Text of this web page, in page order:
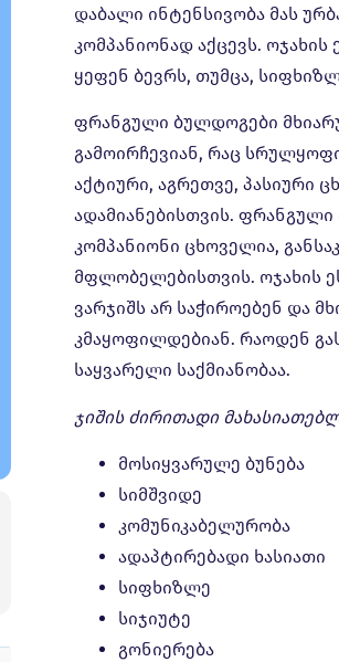
დაბალი ინტენსივობა მას
კომპანიონად აქცევს.
ყეფენ ბევრს, თუმცა,
ფრანგული ბულდოგები
გამოირჩევიან, რაც
აქტიური, აგრეთვე, პასიური
ადამიანებისთვის.
კომპანიონი ცხოველია,
მფლობელებისთვის. ოჯახის
ვარჯიშს არ საჭიროებენ და
კმაყოფილდებიან. რაოდენ
საყვარელი საქმიანობაა.
ჯიშის ძირითადი
მოსიყვარულე ბუნება
სიმშვიდე
კომუნიკაბელურობა
ადაპტირებადი ხასიათი
სიფხიზლე
სიჯიუტე
გონიერება